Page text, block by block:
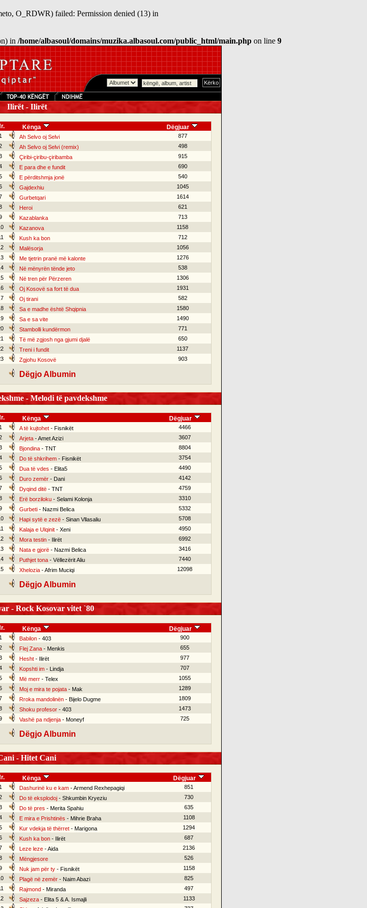
O_RDWR) failed: Permission denied (13) in
in /home/albasoul/domains/muzika.albasoul.com/public_html/main.php on line 9
Ilirët - Ilirët
Kënga Dëgjuar
1 Ah Selvo oj Selvi
877
Ah Selvo oj Selvi (remix)
498
Çiribi-çiribu-çiribamba
915
E para dhe e fundit
690
E përditshmja jonë
540
Gajdexhiu
1045
Gurbetqari
1614
Heroi
621
Kazablanka
713
Kazanova
1158
Kush ka bon
712
Malësorja
1056
Me tjetrin pranë më kalonte
1276
Në mënyrën tënde jeto
538
Në tren për Përzeren
1306
Oj Kosovë sa fort të dua
1931
Oj tirani
582
Sa e madhe është Shqipnia
1580
Sa e sa vite
1490
Stambolli kundërmon
771
Të më zgjosh nga gjumi djalë
650
Treni i fundit
1137
Zgjohu Kosovë 903
Dëgjo Albumin
- Melodi të pavdekshme
Kënga Dëgjuar
1 A të kujtohet- Fisnikët
4466
Arjeta- Amet Azizi
3607
Bjondina- TNT
8804
Do të shkrihem- Fisnikët
3754
Dua të vdes - Elita5
4490
Duro zemër- Dani
4142
Dyqind ditë- TNT
4759
Erë borziloku- Selami Kolonja
3310
Gurbeti- Nazmi Belica
5332
Hapi sytë e zezë- Sinan Vllasaliu
5708
Kalaja e Ulqinit- Xeni
4950
Mora testin- Ilirët
6992
Nata e gjorë- Nazmi Belica
3416
Puthjet tona- Vëllezërit Aliu
7440
Xhelozia- Afrim Muciqi 12098
Dëgjo Albumin
- Rock Kosovar vitet `80
Kënga Dëgjuar
1 Babilon- 403
900
Flej Zana- Menkis
655
Hesht- Ilirët
977
Kopshti im- Lindja
707
Më merr- Telex
1055
Moj e mira te pojata- Mak
1289
Rroka mandolinën- Bijelo Dugme
1809
Shoku profesor- 403
1473
Vashë pa ndjenja- Moneyf 725
Dëgjo Albumin
- Hitet Cani
Kënga Dëgjuar
1 Dashurinë ku e kam- Armend Rexhepagiqi
851
Do të eksplodoj- Shkumbin Kryeziu
730
Do të pres - Merita Spahiu
635
E mira e Prishtinës - Mihrie Braha
1108
Kur vdekja të thërret- Marigona
1294
Kush ka bon- Ilirët
687
Leze leze- Aida
2136
Mëngjesore
526
Nuk jam për ty- Fisnikët
1158
Plagë në zemër- Naim Abazi
825
Rajmond- Miranda
497
Sajzeza- Elita 5 & A. Ismajli
1133